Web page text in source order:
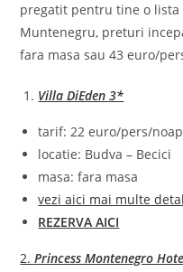
pregatit pentru tine o
Muntenegru, preturi
fara masa sau 43 euro/
Villa DiEden 3*
tarif: 22 euro/pers/
locatie: Budva – Becici
masa: fara masa
vezi aici mai multe
REZERVA AICI
2.Princess Montenegro